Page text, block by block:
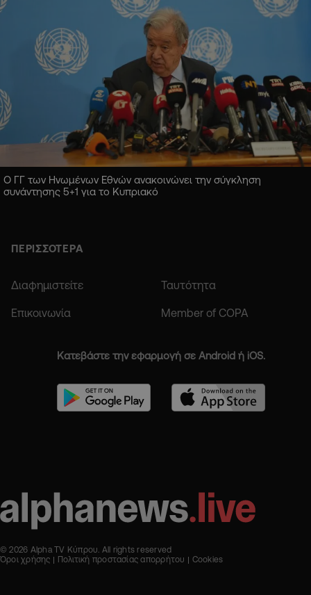
Ο ΓΓ των Ηνωμένων Εθνών ανακοινώνει την σύγκληση
συνάντησης 5+1 για το Κυπριακό
ΠΕΡΙΣΣΟΤΕΡΑ
Διαφημιστείτε Ταυτότητα
Επικοινωνία Member of COPA
Κατεβάστε την εφαρμογή σε Android ή iOS.
© 2026 Alpha TV Κύπρου. All rights reserved
Όροι χρήσης
Πολιτική προστασίας απορρήτου Cookies